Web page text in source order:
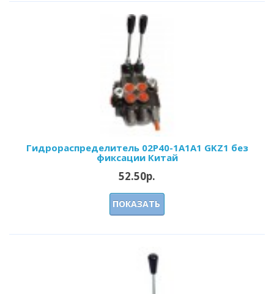
Гидрoраспределитель 02Р40-1А1А1 GKZ1 без
фиксации Китай
52.50р.
ПОКАЗАТЬ